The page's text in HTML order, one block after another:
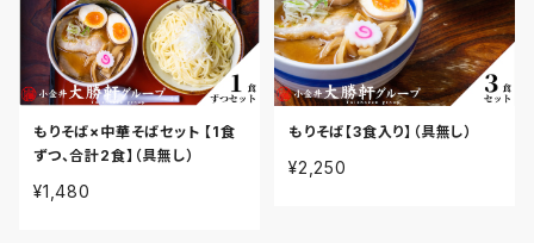
もりそば×中華そばセット 【1食
ずつ、合計2食】（具無し）
¥1,480
もりそば【3食入り】（具無し）
¥2,250